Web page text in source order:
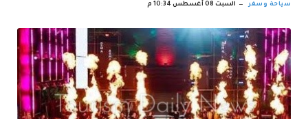
سياحة وسفر السبت 08 أغسطس 10:34 م